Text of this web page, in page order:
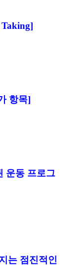
항목]
운동 프로그
는 점진적인